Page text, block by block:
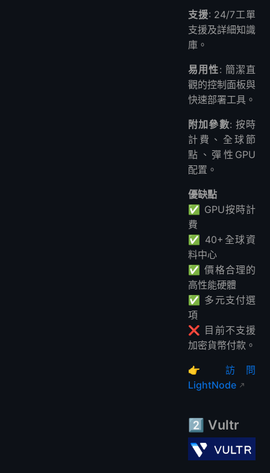
支援: 24/7工單
支援及詳細知識
庫。
易用性: 簡潔直
觀的控制面板與
快速部署工具。
附加參數: 按時
計費、全球節
點、彈性GPU
配置。
優缺點
✅ GPU按時計
費
✅ 40+全球資
料中心
✅ 價格合理的
高性能硬體
✅ 多元支付選
項
❌ 目前不支援
加密貨幣付款。
👉 訪問
LightNode
2️⃣ Vultr